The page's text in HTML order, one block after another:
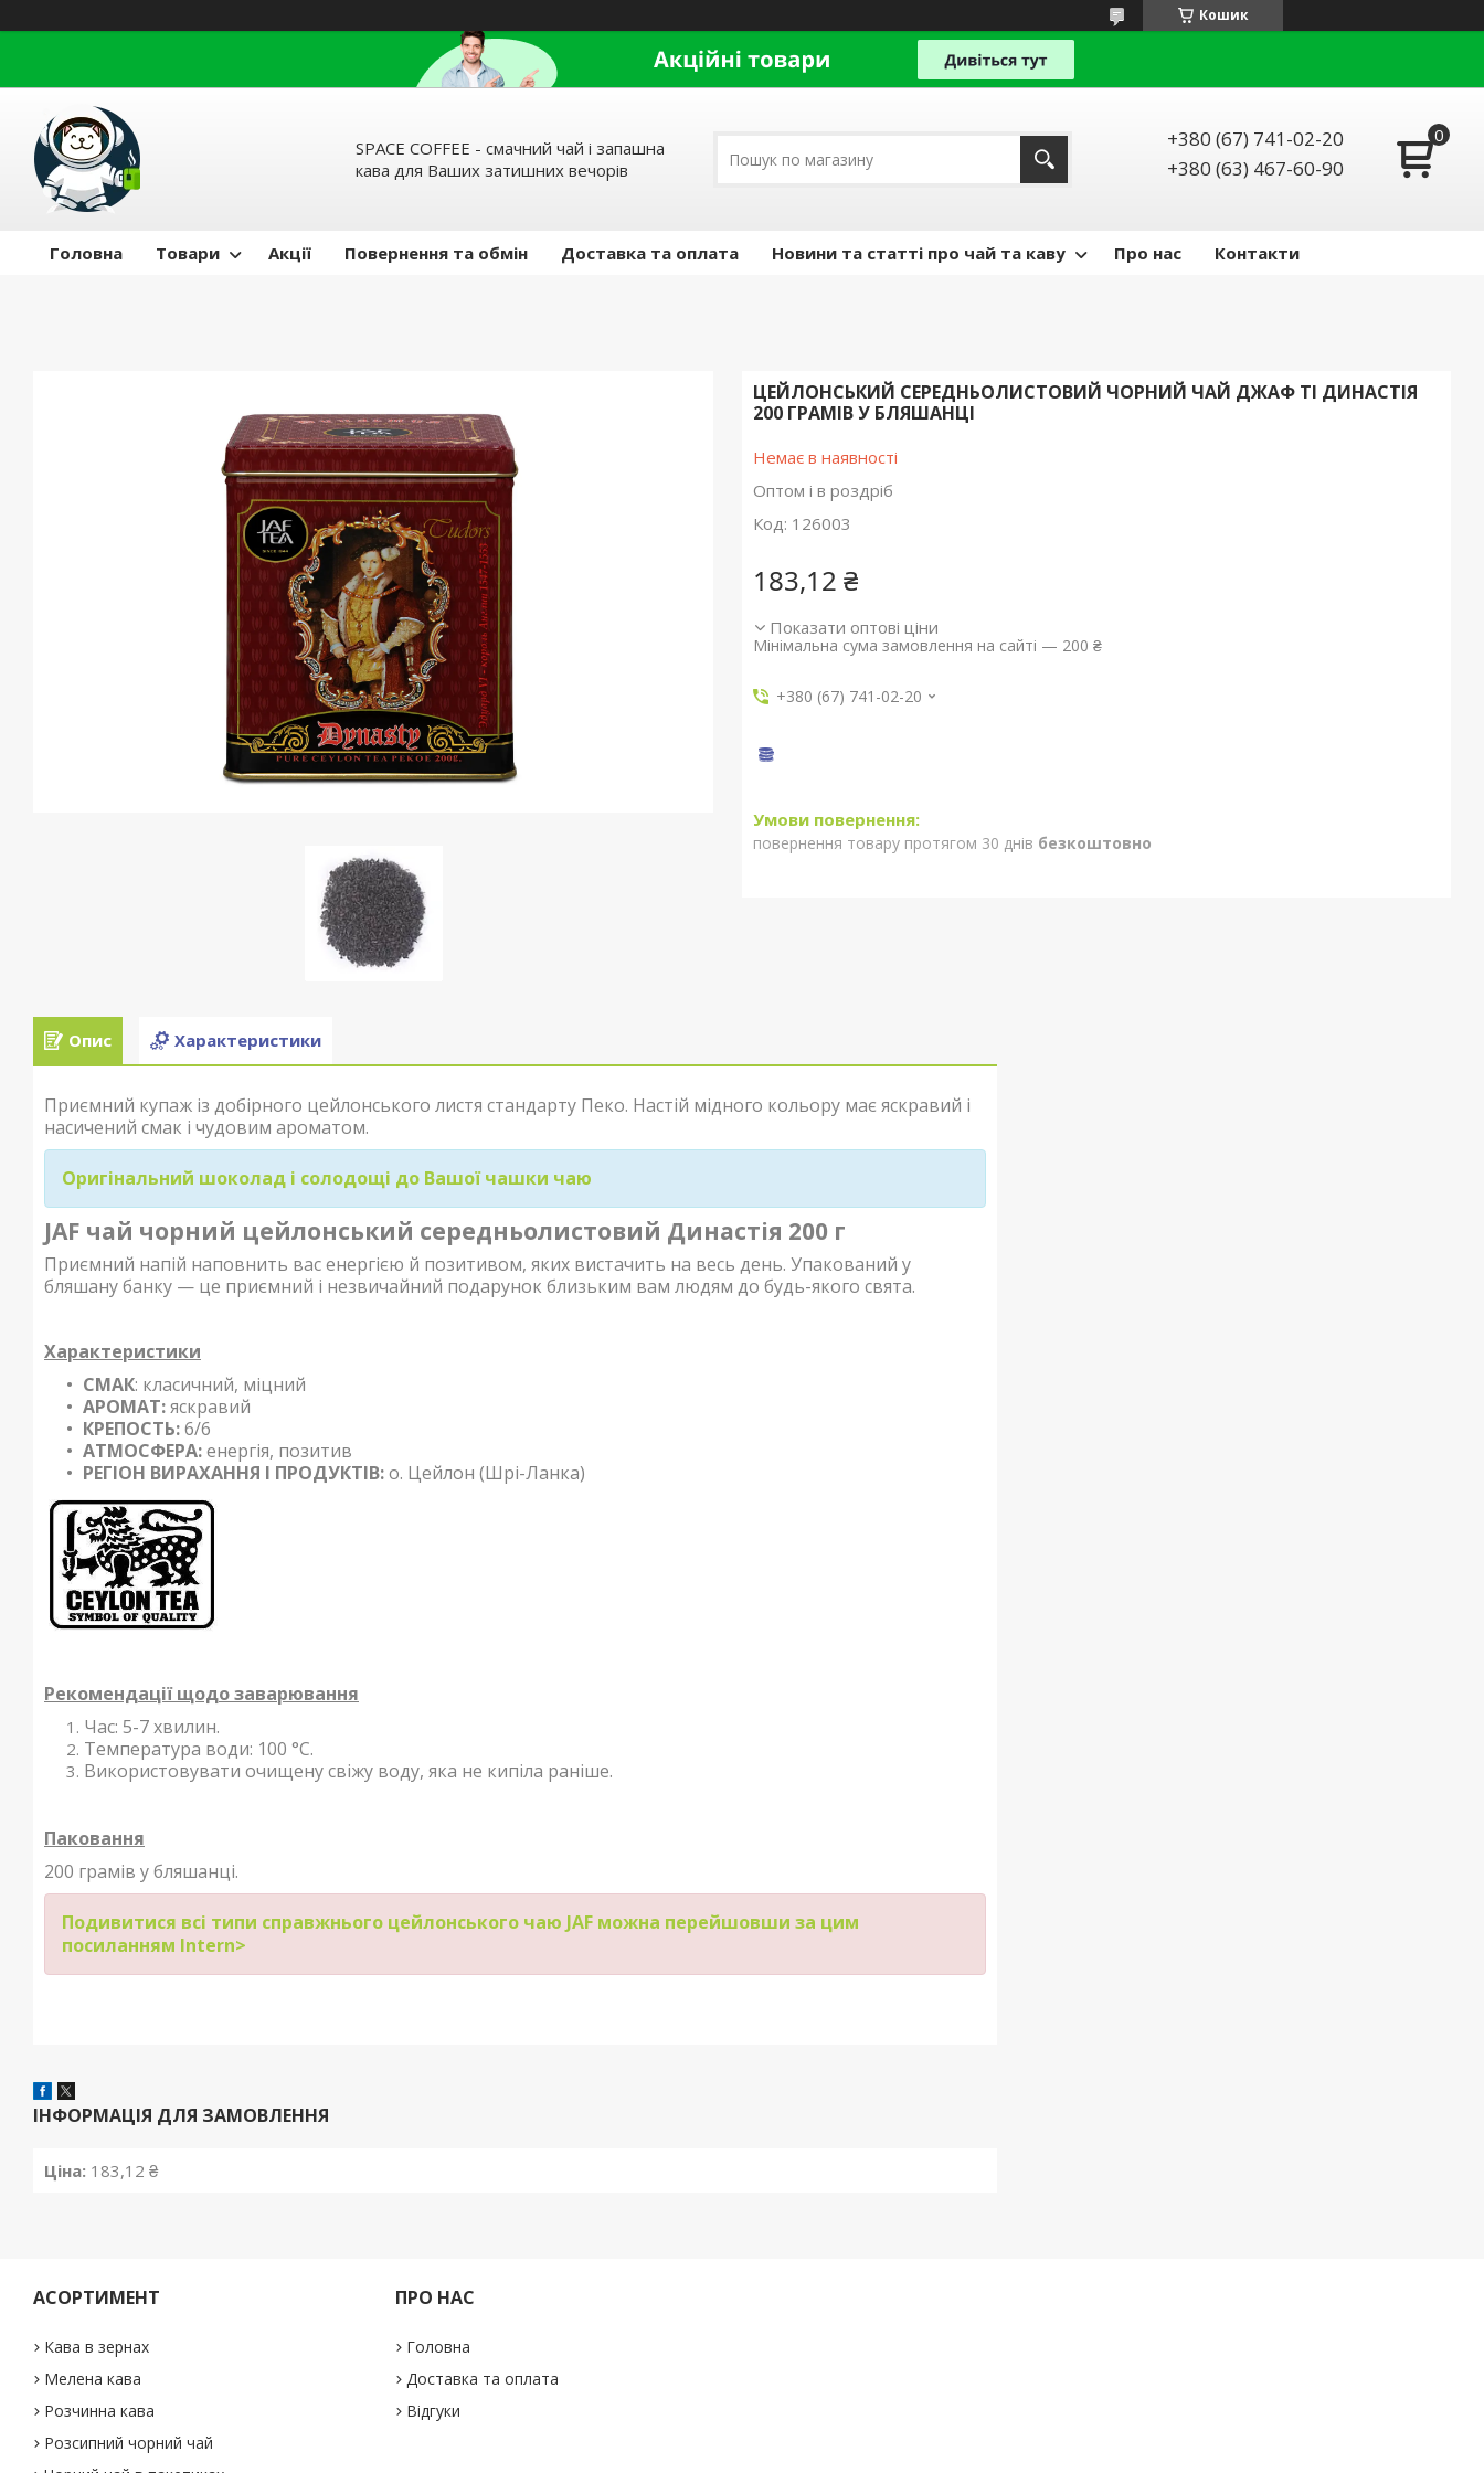
Кошик
SPACE COFFEE - смачний чай і запашна
кава для Ваших затишних вечорів
+380 (67) 741-02-20
+380 (63) 467-60-90
Головна Товари Акції Повернення та обмін Доставка та оплата Новини та статті про чай та каву Про нас Контакти
ЦЕЙЛОНСЬКИЙ СЕРЕДНЬОЛИСТОВИЙ ЧОРНИЙ ЧАЙ ДЖАФ ТІ ДИНАСТІЯ
200 ГРАМІВ У БЛЯШАНЦІ
Немає в наявності
Оптом і в роздріб
Код: 126003
183,12 ₴
Показати оптові ціни
Мінімальна сума замовлення на сайті — 200 ₴
+380 (67) 741-02-20
повернення товару протягом 30 днів безкоштовно
Опис Характеристики
Приємний купаж із добірного цейлонського листя стандарту Пеко. Настій мідного кольору має яскравий і
насичений смак і чудовим ароматом.
Оригінальний шоколад і солодощі до Вашої чашки чаю
JAF чай чорний цейлонський середньолистовий Династія 200 г
Приємний напій наповнить вас енергією й позитивом, яких вистачить на весь день. Упакований у
бляшану банку — це приємний і незвичайний подарунок близьким вам людям до будь-якого свята.
Характеристики
СМАК: класичний, міцний
АРОМАТ:яскравий
КРЕПОСТЬ:6/6
АТМОСФЕРА:енергія, позитив
РЕГІОН ВИРАХАННЯ І ПРОДУКТІВ:о. Цейлон (Шрі-Ланка)
Рекомендації щодо заварювання
Час: 5-7 хвилин.
Температура води: 100 °С.
Використовувати очищену свіжу воду, яка не кипіла раніше.
Паковання
200 грамів у бляшанці.
Подивитися всі типи справжнього цейлонського чаю JAF можна перейшовши за цим
посиланням Intern>
ІНФОРМАЦІЯ ДЛЯ ЗАМОВЛЕННЯ
Ціна: 183,12 ₴
АСОРТИМЕНТ
Кава в зернах
Мелена кава
Розчинна кава
Розсипний чорний чай
ПРО НАС
Головна
Доставка та оплата
Відгуки